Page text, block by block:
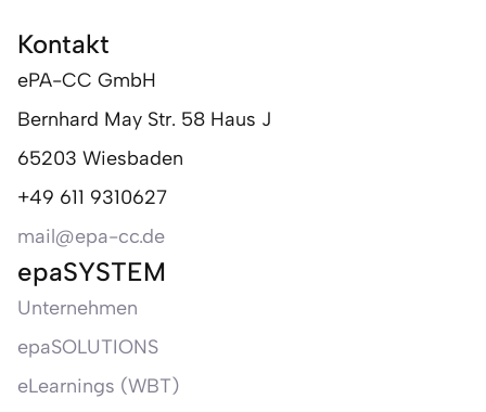
Kontakt
ePA-CC GmbH
Bernhard May Str. 58 Haus J
65203 Wiesbaden
+49 611 9310627
mail@epa-cc.de
epaSYSTEM
Unternehmen
epaSOLUTIONS
eLearnings (WBT)